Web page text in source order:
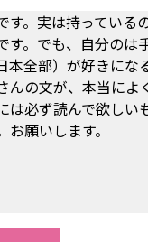
す。実は持っている
す。でも、自分のは
本全部）が好きにな
んの文が、本当によ
必ず読んで欲しい
願いします。